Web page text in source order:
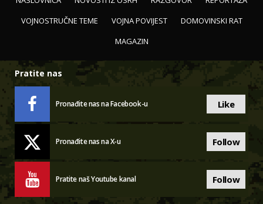
VOJNOSTRUČNE TEME
VOJNA POVIJEST
DOMOVINSKI RAT
MAGAZIN
Pratite nas
Pronađite nas na Facebook-u Like
Pronađite nas na X-u Follow
Pratite naš Youtube kanal Follow